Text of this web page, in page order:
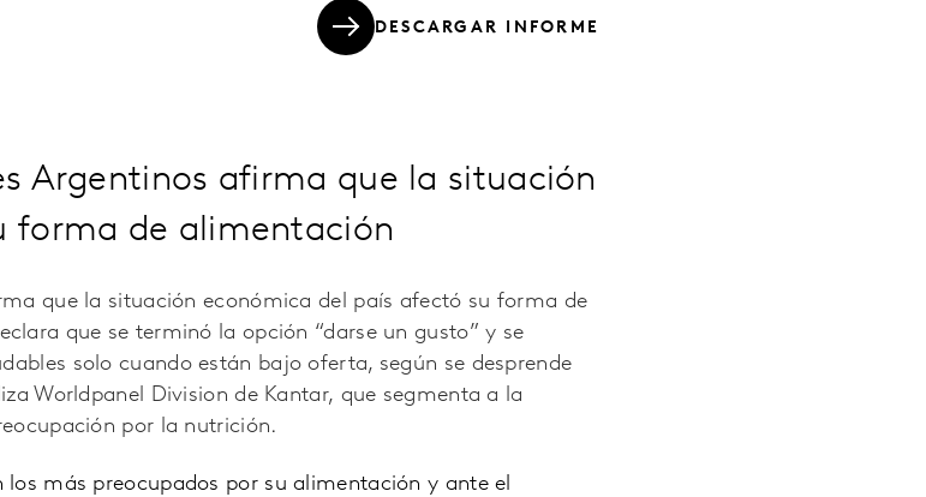
DESCARGAR INFORME
Argentinos afirma que la situación
forma de alimentación
que la situación económica del país afectó su forma de
que se terminó la opción “darse un gusto” y se
solo cuando están bajo oferta, según se desprende
Worldpanel Division de Kantar, que segmenta a la
por la nutrición.
los más preocupados por su alimentación y ante el